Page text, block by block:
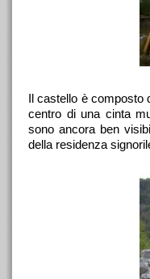
Il castello è composto
centro di una cinta
sono ancora ben
della residenza